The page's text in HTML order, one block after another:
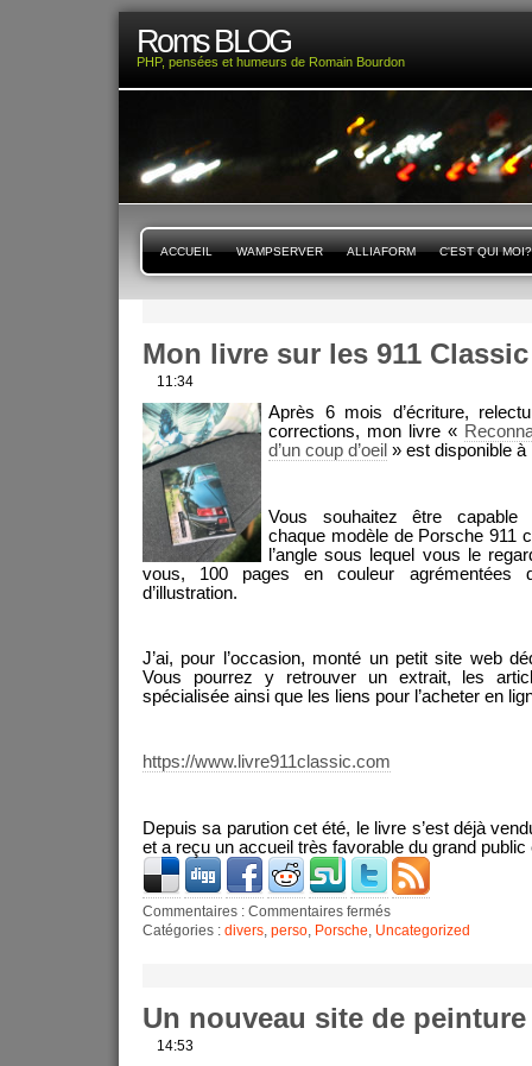
Roms BLOG
PHP, pensées et humeurs de Romain Bourdon
ACCUEIL WAMPSERVER ALLIAFORM C'EST QUI MOI?
Mon livre sur les 911
11:34
Après 6 mois d’écriture,
corrections, mon livre «
d’un coup d’oeil » est disponible à
Vous souhaitez être capable
chaque modèle de Porsche 911
l’angle sous lequel vous le
vous, 100 pages en couleur agrémentées
d’illustration.
J’ai, pour l’occasion, monté un petit site web
Vous pourrez y retrouver un extrait, les
spécialisée ainsi que les liens pour l’acheter en
https://www.livre911classic.com
Depuis sa parution cet été, le livre s’est déjà
et a reçu un accueil très favorable du grand
Commentaires : Commentaires fermés
Catégories : divers perso Porsche Uncategorized
Un nouveau site de
14:53